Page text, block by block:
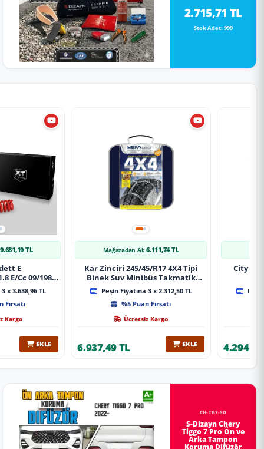
2.715,71 TL
Stok Adet: 999
9.681,19 TL
E
E/Cc 09/1984-
Spor Yay
x 3.638,96 TL
Fırsatı
Kargo
EKLE
Mağazadan Al: 6.111,74 TL
Kar Zinciri 245/45/R17 4X4 Tipi
Binek Suv Minibüs Takmatik
Kolay Montaj
Peşin Fiyatına 3 x 2.312,50 TL
%5 Puan Fırsatı
Ücretsiz Kargo
6.937,49 TL EKLE
City
CH-TG7-SD
S-Dizayn Chery
Tiggo 7 Pro Ön ve
Arka Tampon
Koruma Difüzör